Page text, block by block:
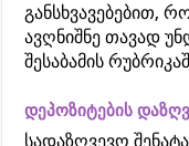
განსხვავებებით,
ავღნიშნე თავად
შესაბამის
დეპოზიტების
სადაზღვევო